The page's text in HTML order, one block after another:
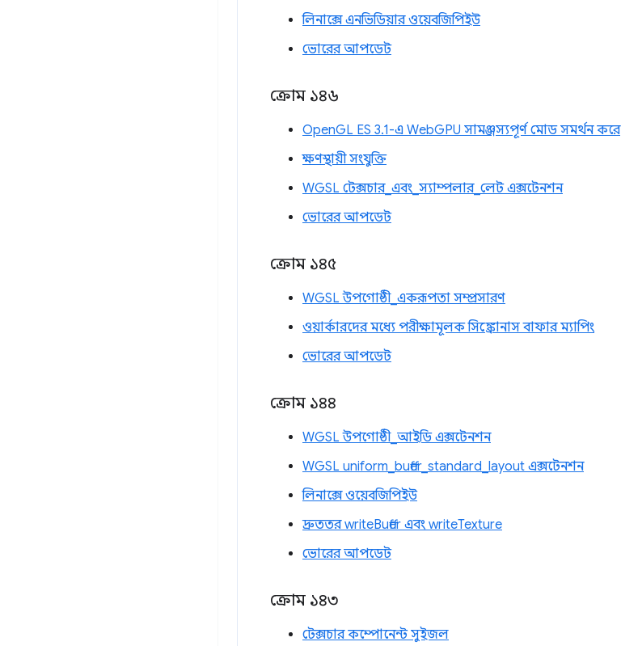
লিনাক্সে এনভিডিয়ার ওয়েবজিপিইউ
ভোরের আপডেট
ক্রোম ১৪৬
OpenGL ES 3.1-এ WebGPU সামঞ্জস্যপূর্ণ মোড সমর্থন করে
ক্ষণস্থায়ী সংযুক্তি
WGSL টেক্সচার_এবং_স্যাম্পলার_লেট এক্সটেনশন
ভোরের আপডেট
ক্রোম ১৪৫
WGSL উপগোষ্ঠী_একরূপতা সম্প্রসারণ
ওয়ার্কারদের মধ্যে পরীক্ষামূলক সিঙ্ক্রোনাস বাফার ম্যাপিং
ভোরের আপডেট
ক্রোম ১৪৪
WGSL উপগোষ্ঠী_আইডি এক্সটেনশন
WGSL uniform_buffer_standard_layout এক্সটেনশন
লিনাক্সে ওয়েবজিপিইউ
দ্রুততর writeBuffer এবং writeTexture
ভোরের আপডেট
ক্রোম ১৪৩
টেক্সচার কম্পোনেন্ট সুইজল